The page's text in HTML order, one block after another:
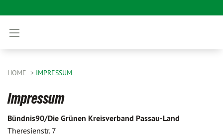
HOME IMPRESSUM
Impressum
Bündnis90/Die Grünen Kreisverband Passau-Land
Theresienstr. 7